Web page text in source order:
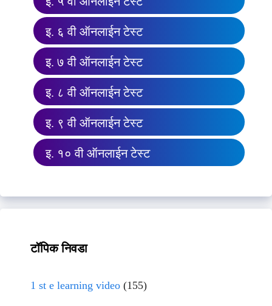
इ. ६ वी ऑनलाईन टेस्ट
इ. ७ वी ऑनलाईन टेस्ट
इ. ८ वी ऑनलाईन टेस्ट
इ. ९ वी ऑनलाईन टेस्ट
इ. १० वी ऑनलाईन टेस्ट
टॉपिक निवडा
1 st e learning video (155)